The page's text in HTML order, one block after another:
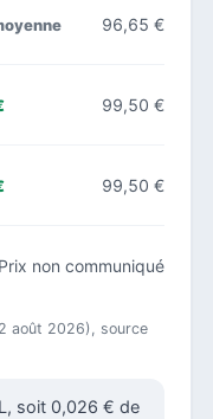
96,65 €
99,50 €
99,50 €
Prix non communiqué
août 2026), source
soit 0,026 € de